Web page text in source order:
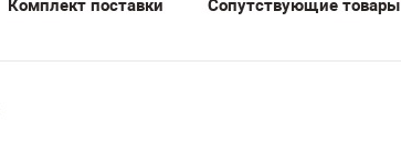
Комплект поставки Сопутствующие товары